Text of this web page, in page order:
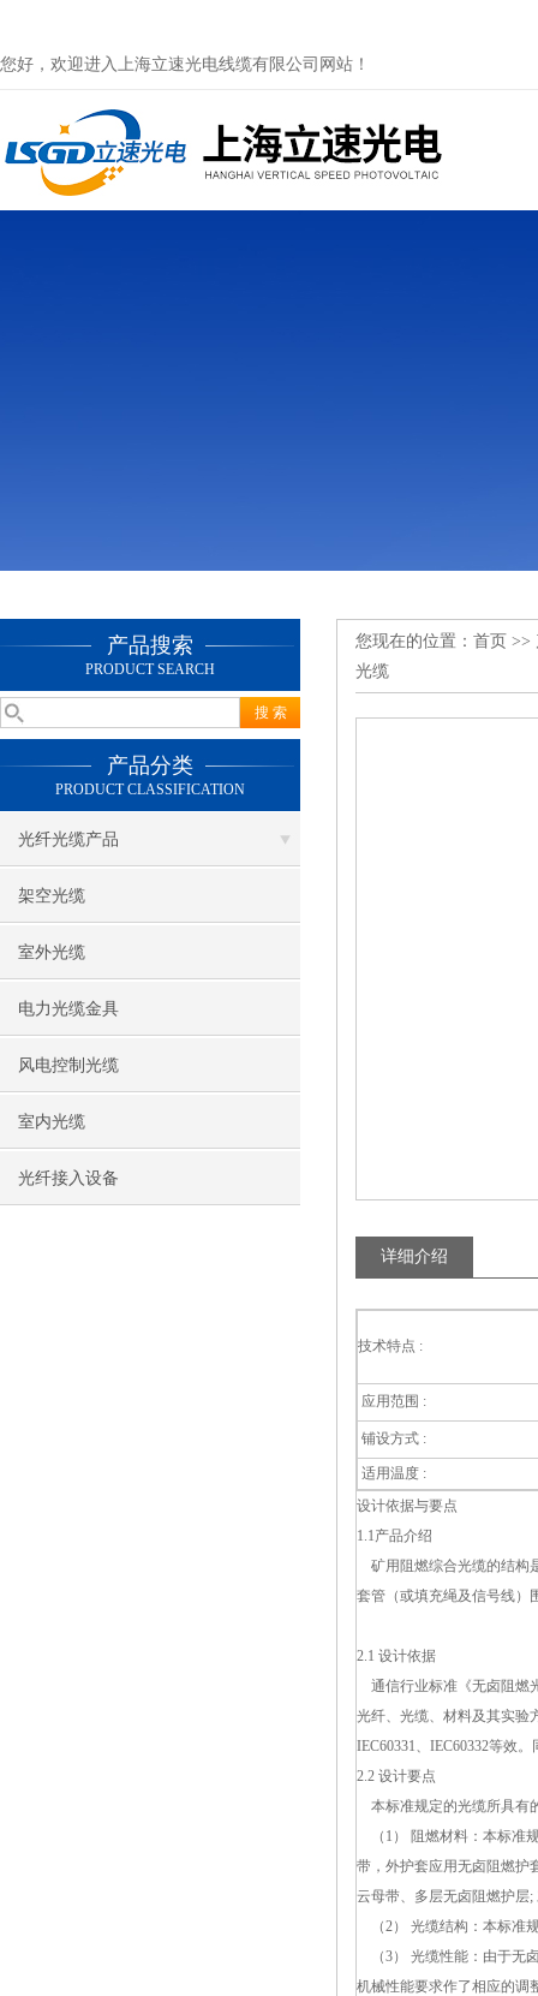
您好，欢迎进入上海立速光电线缆有限公司网站！
产品搜索
PRODUCT SEARCH
产品分类
PRODUCT CLASSIFICATION
光纤光缆产品
架空光缆
室外光缆
电力光缆金具
风电控制光缆
室内光缆
光纤接入设备
您现在的位置： 首页 >>
光缆
详细介绍
技术特点 :
应用范围 :
铺设方式 :
适用温度 :
设计依据与要点
1.1产品介绍
矿用阻燃综合光缆的结构
套管（或填充绳及信号线）
2.1 设计依据
通信行业标准《无卤阻燃
光纤、光缆、材料及其实验
IEC60331、IEC60332等效
2.2 设计要点
本标准规定的光缆所具有
（1） 阻燃材料：本标准
带，外护套应用无卤阻燃护
云母带、多层无卤阻燃护层
（2） 光缆结构：本标准
（3） 光缆性能：由于无
机械性能要求作了相应的调